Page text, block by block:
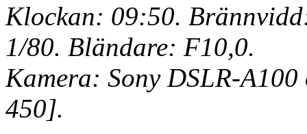
Klockan: 09:50.
1/80. Bländare: F10,0.
Kamera: Sony DSLR-
450].